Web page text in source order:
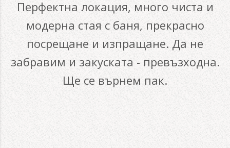
Перфектна локация, много чиста и
модерна стая с баня, прекрасно
посрещане и изпращане. Да не
забравим и закуската - превъзходна.
Ще се върнем пак.